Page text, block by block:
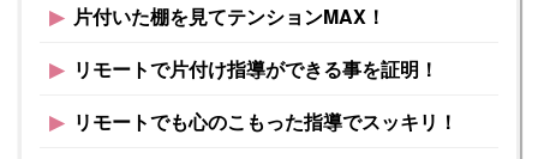
▶︎ 片付いた棚を見てテンションMAX！
▶︎ リモートで片付け指導ができる事を証明！
▶︎ リモートでも心のこもった指導でスッキリ！